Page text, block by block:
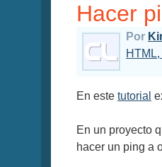
Hacer
Por
En este tutorial
En un proyecto
hacer un ping a